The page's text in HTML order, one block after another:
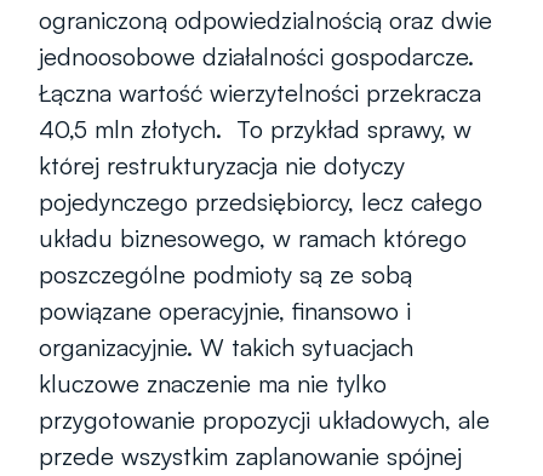
ograniczoną odpowiedzialnością oraz dwie
jednoosobowe działalności gospodarcze.
Łączna wartość wierzytelności przekracza
40,5 mln złotych.  To przykład sprawy, w
której restrukturyzacja nie dotyczy
pojedynczego przedsiębiorcy, lecz całego
układu biznesowego, w ramach którego
poszczególne podmioty są ze sobą
powiązane operacyjnie, finansowo i
organizacyjnie. W takich sytuacjach
kluczowe znaczenie ma nie tylko
przygotowanie propozycji układowych, ale
przede wszystkim zaplanowanie spójnej